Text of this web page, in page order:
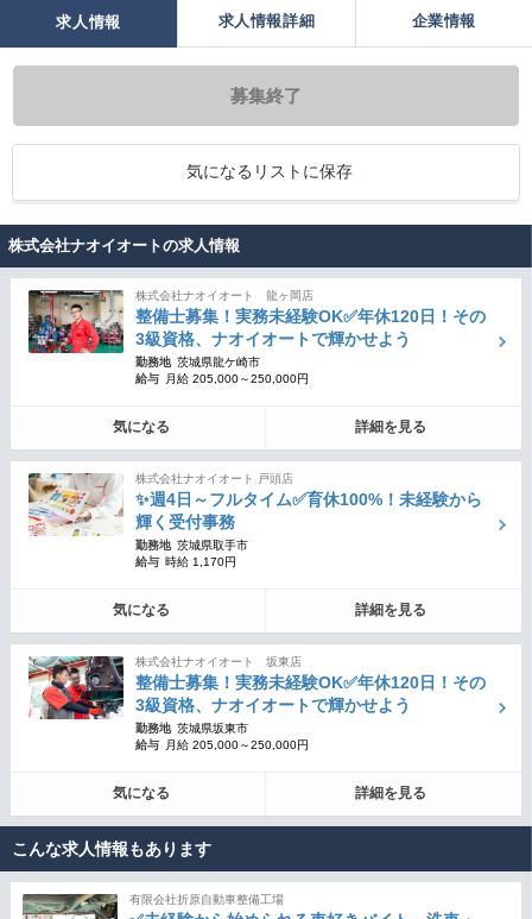
求人情報 求人情報詳細 企業情報
募集終了
気になるリストに保存
株式会社ナオイオートの求人情報
株式会社ナオイオート 龍ヶ岡店
整備士募集！実務未経験OK✅年休120日！その
3級資格、ナオイオートで輝かせよう
勤務地 茨城県龍ケ崎市
給与
月給 205,000～250,000円
気になる 詳細を見る
株式会社ナオイオート 戸頭店
✨週4日～フルタイム✅育休100%！未経験から
輝く受付事務
勤務地 茨城県取手市
給与 時給 1,170円
気になる 詳細を見る
株式会社ナオイオート 坂東店
整備士募集！実務未経験OK✅年休120日！その
3級資格、ナオイオートで輝かせよう
勤務地 茨城県坂東市
給与
月給 205,000～250,000円
気になる 詳細を見る
こんな求人情報もあります
有限会社折原自動車整備工場